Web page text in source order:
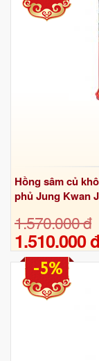
Hồng sâm củ
phủ Jung Kwan
1.570.000 đ
1.510.000
-5%